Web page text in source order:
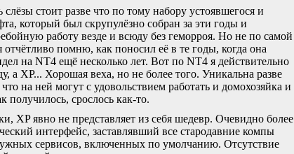
стоит разве что по тому набору устоявшегося и
который был скрупулёзно собран за эти годы и
работу везде и всюду без геморроя. Но не по самой
помню, как поносил её в те годы, когда она
на NT4 ещё несколько лет. Вот по NT4 я действительно
а XP... Хорошая веха, но не более того. Уникальна разве
на ней могут с удовольствием работать и домохозяйка и
получилось, срослось как-то.
XP явно не представляет из себя шедевр. Очевидно более
интерфейс, заставлявший все стародавние компы
сервисов, включенных по умолчанию. Отсутствие